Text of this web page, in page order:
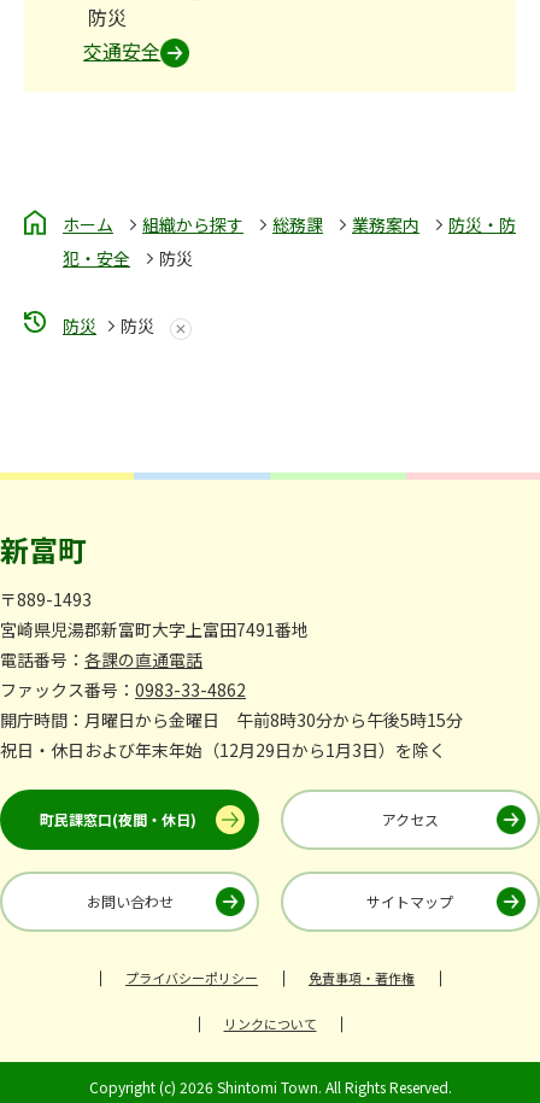
防災
交通安全
ホーム 組織から探す 総務課 業務案内
防災・防
犯・安全
防災
防災 防災
新富町
〒889-1493
宮崎県児湯郡新富町大字上富田7491番地
電話番号： 各課の直通電話
ファックス番号： 0983-33-4862
開庁時間：月曜日から金曜日 午前8時30分から午後5時15分
祝日・休日および年末年始（12月29日から1月3日）を除く
町民課窓口(夜間・休日) アクセス
お問い合わせ サイトマップ
プライバシーポリシー 免責事項・著作権
リンクについて
Copyright (c) 2026 Shintomi Town. All Rights Reserved.